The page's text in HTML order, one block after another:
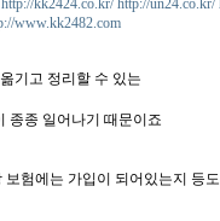
http://kk2424.co.kr/ http://un24.co.kr/
www.kk2482.com
기고 정리할 수 있는
종종 일어나기 때문이죠
험에는 가입이 되어있는지 등도